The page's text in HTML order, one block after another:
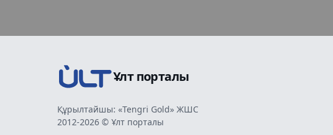
Ұлт порталы
Құрылтайшы: «Tengri Gold» ЖШС
2012-2026 © Ұлт порталы